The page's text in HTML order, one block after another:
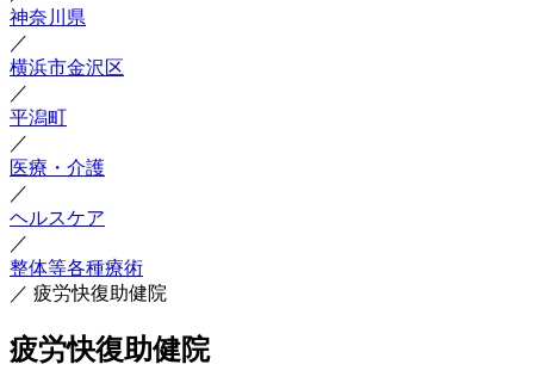
神奈川県
／
横浜市金沢区
／
平潟町
／
医療・介護
／
ヘルスケア
／
整体等各種療術
／ 疲労快復助健院
疲労快復助健院